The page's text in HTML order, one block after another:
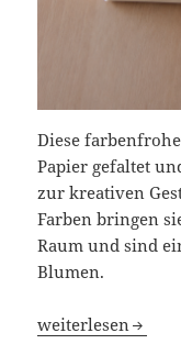
Diese
Papier gefaltet
zur kreativen
Farben bringen
Raum und sind
Blumen.
Origami-Blumen
weiterlesen